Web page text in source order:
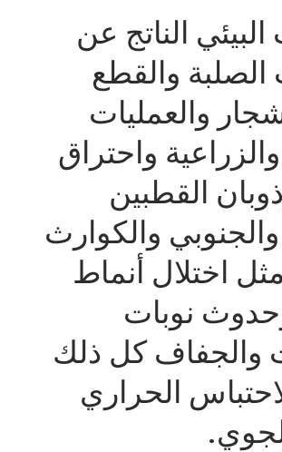
الناتج عن
الصلبة والقطع
والعمليات
واحتراق
القطبين
والكوارث
اختلال أنماط
نوبات
والجفاف كل ذلك
الحراري